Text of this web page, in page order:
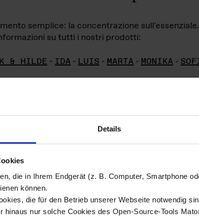
Details
die in Ihrem Endgerät (z. B. Computer, Smartphone
können.
die für den Betrieb unserer Webseite notwendig
hinaus nur solche Cookies des Open-Source-Tools
semplice: la concentrazione
su tutti i nostri prodotti:
& HILDE - IDA - LUIS - MARTA - MONIKA -
di
materiale fotografico sono detenuti daDas